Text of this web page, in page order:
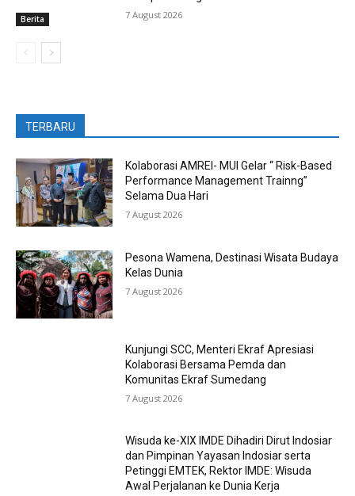
Berita 7 August 2026
TERBARU
Kolaborasi AMREI- MUI Gelar “ Risk-Based
Performance Management Trainng”
Selama Dua Hari
7 August 2026
Pesona Wamena, Destinasi Wisata Budaya
Kelas Dunia
7 August 2026
Kunjungi SCC, Menteri Ekraf Apresiasi
Kolaborasi Bersama Pemda dan
Komunitas Ekraf Sumedang
7 August 2026
Wisuda ke-XIX IMDE Dihadiri Dirut Indosiar
dan Pimpinan Yayasan Indosiar serta
Petinggi EMTEK, Rektor IMDE: Wisuda
Awal Perjalanan ke Dunia Kerja